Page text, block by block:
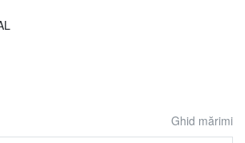
Ghid mărimi